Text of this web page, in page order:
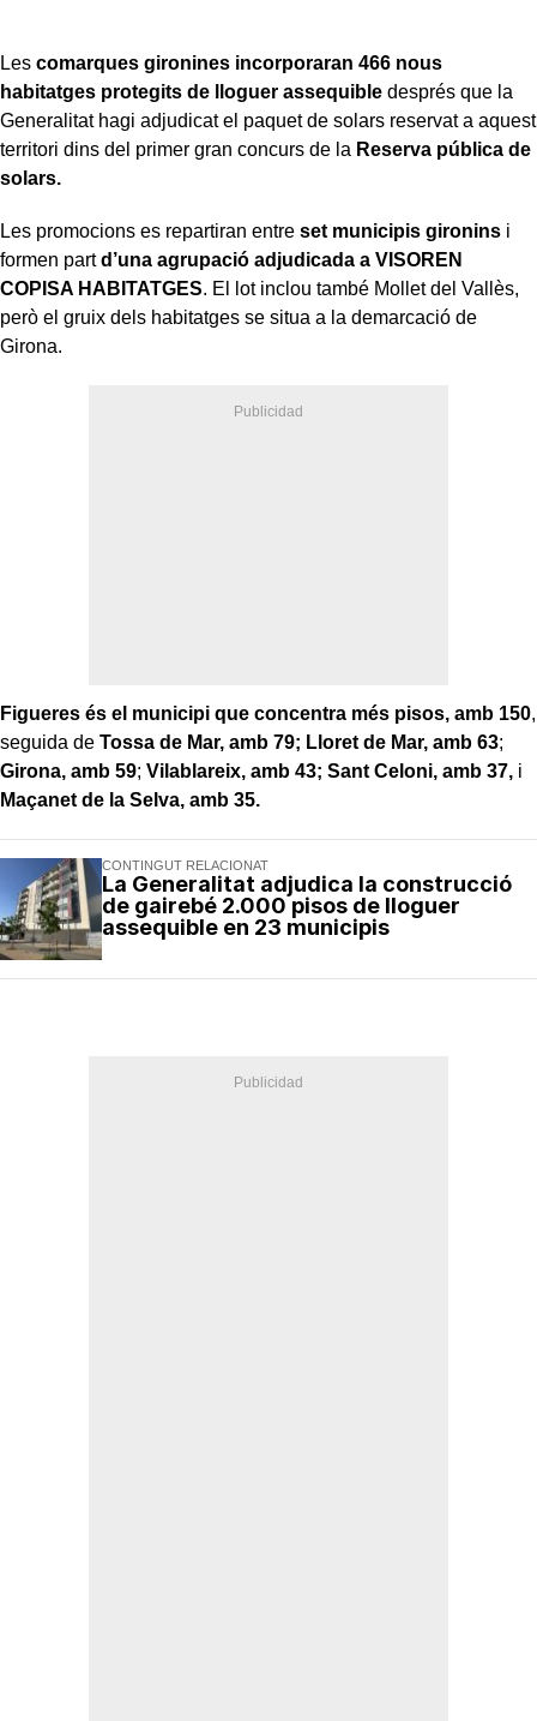
Les comarques gironines incorporaran 466 nous
habitatges protegits de lloguer assequible després que la
Generalitat hagi adjudicat el paquet de solars reservat a aquest
territori dins del primer gran concurs de la Reserva pública de
solars.
Les promocions es repartiran entre set municipis gironins i
formen partd’una agrupació adjudicada a VISOREN
COPISA HABITATGES. El lot inclou també Mollet del Vallès,
però el gruix dels habitatges se situa a la demarcació de
Girona.
Figueres és el municipi que concentra més pisos, amb 150,
seguida de Tossa de Mar, amb 79; Lloret de Mar, amb 63;
Girona, amb 59; Vilablareix, amb 43; Sant Celoni, amb 37, i
Maçanet de la Selva, amb 35.
CONTINGUT RELACIONAT
La Generalitat adjudica la construcció
de gairebé 2.000 pisos de lloguer
assequible en 23 municipis